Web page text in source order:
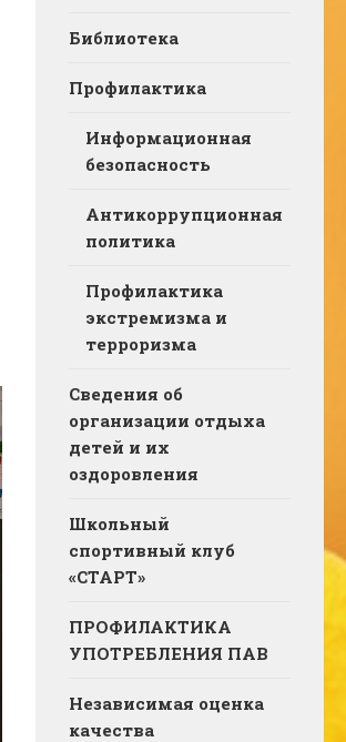
Библиотека
Профилактика
Информационная
безопасность
Антикоррупционная
политика
Профилактика
экстремизма и
терроризма
Сведения об
организации отдыха
детей и их
оздоровления
Школьный
спортивный клуб
«СТАРТ»
ПРОФИЛАКТИКА
УПОТРЕБЛЕНИЯ ПАВ
Независимая оценка
качества